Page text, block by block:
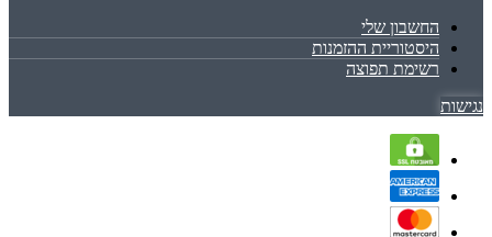
החשבון שלי
היסטוריית ההזמנות
רשימת תפוצה
נגישות